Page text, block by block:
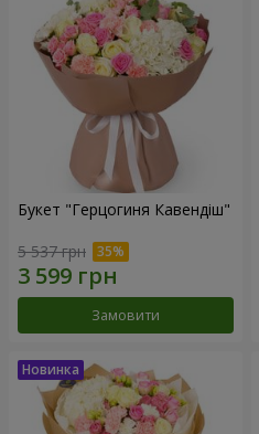
Букет "Герцогиня Кавендіш"
5 537 грн
Замовити